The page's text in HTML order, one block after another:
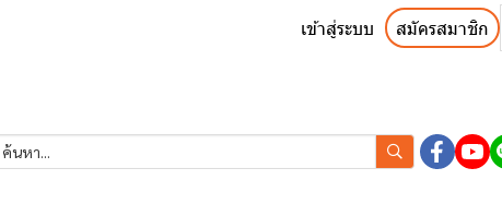
เข้าสู่ระบบ สมัครสมาชิก